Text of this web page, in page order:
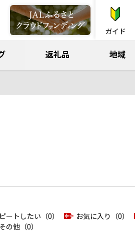
ガイド
返礼品 地域
ートしたい（0） お気に入り（0）
その他（0）